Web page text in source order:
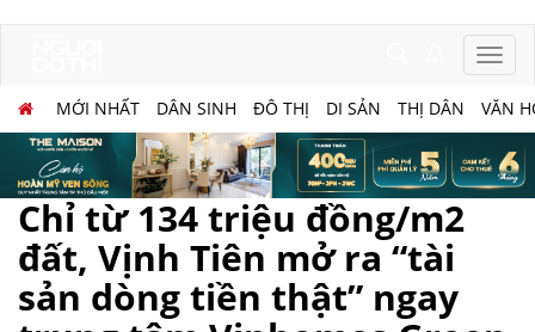
MỚI NHẤT DÂN SINH ĐÔ THỊ DI SẢN THỊ DÂN VĂN
Chỉ từ 134 triệu đồng/m2
đất, Vịnh Tiên mở ra “tài
sản dòng tiền thật” ngay